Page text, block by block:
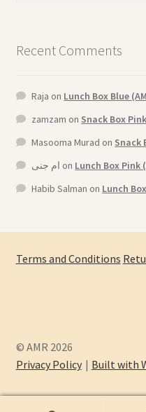
Recent Comments
Raja on
zamzam on
Masooma Murad on
ام جنى on
Habib Salman on
Terms and Conditions
© AMR 2026
Privacy Policy
Built with